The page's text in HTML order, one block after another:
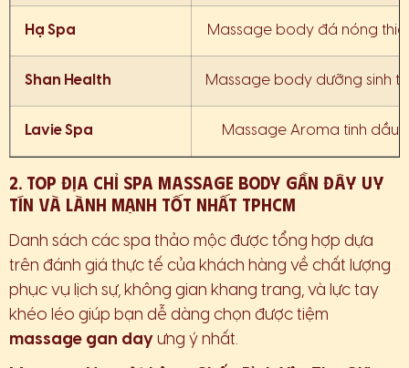
Hạ Spa Massage body đá nóng
Shan Health Massage body dưỡng sinh
Lavie Spa Massage Aroma tinh dầu
2. Top Địa Chỉ Spa Massage Body Gần Đây Uy
Tín Và Lành Mạnh Tốt Nhất TPHCM
Danh sách các spa thảo mộc được tổng hợp dựa
trên đánh giá thực tế của khách hàng về chất lượng
phục vụ lịch sự, không gian khang trang, và lực tay
khéo léo giúp bạn dễ dàng chọn được tiệm
massage gan day ưng ý nhất.